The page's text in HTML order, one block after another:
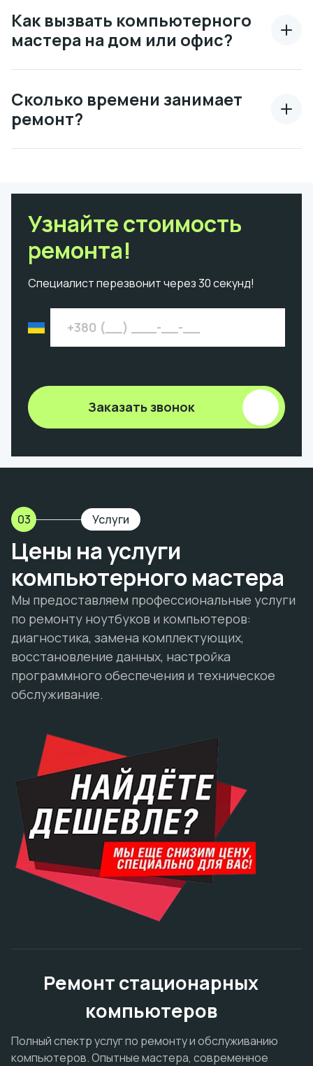
Как вызвать компьютерного
мастера на дом или офис?
Сколько времени занимает
ремонт?
Узнайте стоимость
ремонта!
Специалист перезвонит через 30 секунд!
Заказать звонок
03 Услуги
Цены на услуги
компьютерного мастера
Мы предоставляем профессиональные услуги
по ремонту ноутбуков и компьютеров:
диагностика, замена комплектующих,
восстановление данных, настройка
программного обеспечения и техническое
обслуживание.
Ремонт стационарных
компьютеров
Полный спектр услуг по ремонту и обслуживанию
компьютеров. Опытные мастера, современное